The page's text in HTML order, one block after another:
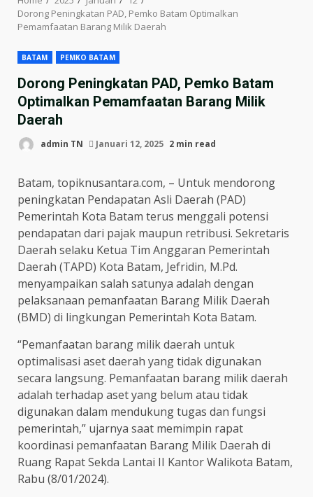
Dorong Peningkatan PAD, Pemko Batam Optimalkan
Pemamfaatan Barang Milik Daerah
BATAM PEMKO BATAM
Dorong Peningkatan PAD, Pemko Batam
Optimalkan Pemamfaatan Barang Milik
Daerah
admin TN Januari 12, 2025 2 min read
Batam, topiknusantara.com, – Untuk mendorong
peningkatan Pendapatan Asli Daerah (PAD)
Pemerintah Kota Batam terus menggali potensi
pendapatan dari pajak maupun retribusi. Sekretaris
Daerah selaku Ketua Tim Anggaran Pemerintah
Daerah (TAPD) Kota Batam, Jefridin, M.Pd.
menyampaikan salah satunya adalah dengan
pelaksanaan pemanfaatan Barang Milik Daerah
(BMD) di lingkungan Pemerintah Kota Batam.
“Pemanfaatan barang milik daerah untuk
optimalisasi aset daerah yang tidak digunakan
secara langsung. Pemanfaatan barang milik daerah
adalah terhadap aset yang belum atau tidak
digunakan dalam mendukung tugas dan fungsi
pemerintah,” ujarnya saat memimpin rapat
koordinasi pemanfaatan Barang Milik Daerah di
Ruang Rapat Sekda Lantai II Kantor Walikota Batam,
Rabu (8/01/2024).